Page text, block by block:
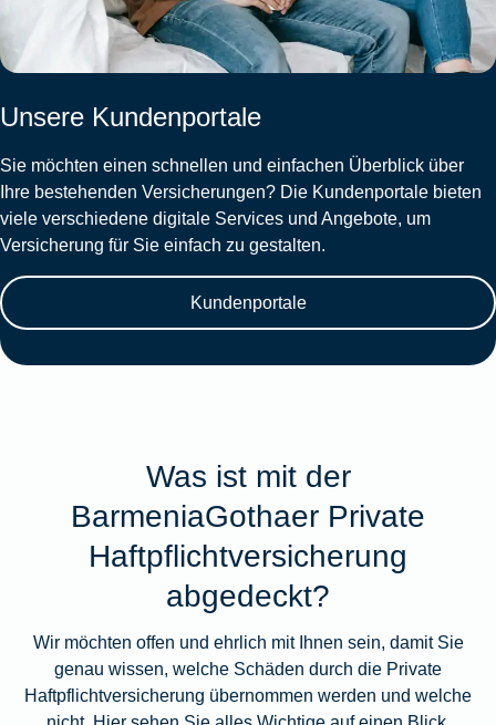
Unsere Kundenportale
Sie möchten einen schnellen und einfachen Überblick über
Ihre bestehenden Versicherungen? Die Kundenportale bieten
viele verschiedene digitale Services und Angebote, um
Versicherung für Sie einfach zu gestalten.
Kundenportale
Was ist mit der
BarmeniaGothaer Private
Haftpflichtversicherung
abgedeckt?
Wir möchten offen und ehrlich mit Ihnen sein, damit Sie
genau wissen, welche Schäden durch die Private
Haftpflichtversicherung übernommen werden und welche